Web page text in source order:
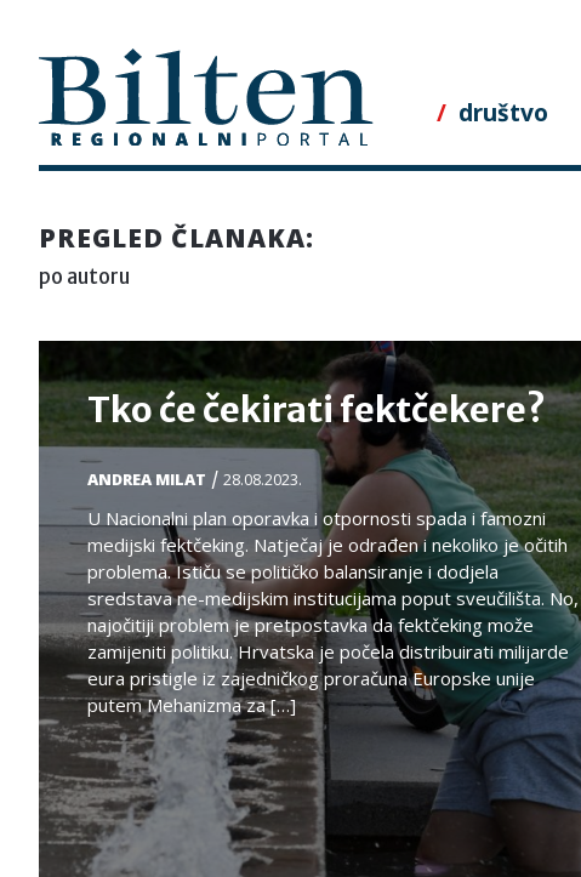
content
društvo
PREGLED ČLANAKA:
po autoru
Tko će čekirati fektčekere?
ANDREA MILAT / 28.08.2023.
U Nacionalni plan oporavka i otpornosti spada i famozni
medijski fektčeking. Natječaj je odrađen i nekoliko je očitih
problema. Ističu se političko balansiranje i dodjela
sredstava ne-medijskim institucijama poput sveučilišta. No,
najočitiji problem je pretpostavka da fektčeking može
zamijeniti politiku. Hrvatska je počela distribuirati milijarde
eura pristigle iz zajedničkog proračuna Europske unije
putem Mehanizma za […]